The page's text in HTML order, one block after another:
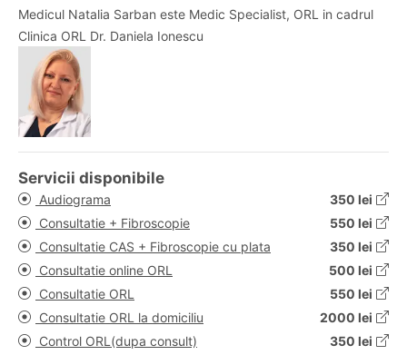
Medicul Natalia Sarban este Medic Specialist, ORL in cadrul
Clinica ORL Dr. Daniela Ionescu
Servicii disponibile
Audiograma
350 lei
Consultatie + Fibroscopie
550 lei
Consultatie CAS + Fibroscopie cu plata
350 lei
Consultatie online ORL
500 lei
Consultatie ORL
550 lei
Consultatie ORL la domiciliu
2000 lei
Control ORL(dupa consult)
350 lei